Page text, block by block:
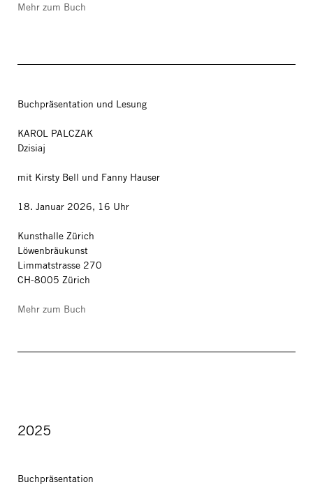
Mehr zum Buch
Buchpräsentation und Lesung
KAROL PALCZAK
Dzisiaj
mit Kirsty Bell und Fanny Hauser
18. Januar 2026, 16 Uhr
Kunsthalle Zürich
Löwenbräukunst
Limmatstrasse 270
CH-8005 Zürich
Mehr zum Buch
2025
Buchpräsentation